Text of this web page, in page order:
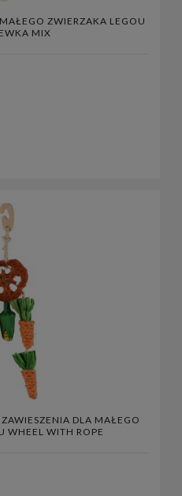
ZWIERZAKA LEGOU
MIX
DLA MAŁEGO
WHEEL WITH ROPE